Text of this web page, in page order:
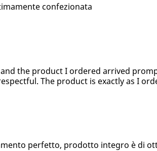
confezionata
the product I ordered arrived
The product is exactly as I
perfetto, prodotto integro è di